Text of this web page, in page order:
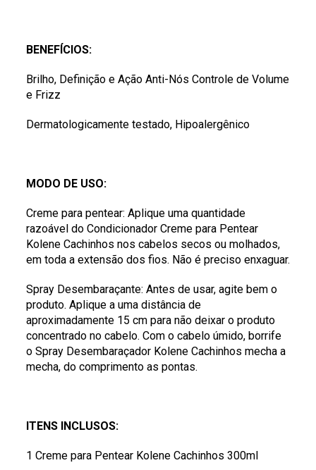
BENEFÍCIOS:
Brilho, Definição e Ação Anti-Nós Controle de Volume
e Frizz
Dermatologicamente testado, Hipoalergênico
MODO DE USO:
Creme para pentear: Aplique uma quantidade
razoável do Condicionador Creme para Pentear
Kolene Cachinhos nos cabelos secos ou molhados,
em toda a extensão dos fios. Não é preciso enxaguar.
Spray Desembaraçante: Antes de usar, agite bem o
produto. Aplique a uma distância de
aproximadamente 15 cm para não deixar o produto
concentrado no cabelo. Com o cabelo úmido, borrife
o Spray Desembaraçador Kolene Cachinhos mecha a
mecha, do comprimento as pontas.
ITENS INCLUSOS:
1 Creme para Pentear Kolene Cachinhos 300ml